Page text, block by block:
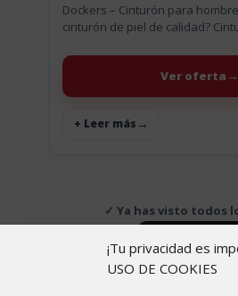
¡Tu privacidad es
USO DE COOKIES
Dockers – Cinturón para
cinturón de piel de calidad?
calidad y multitud...
+ Leer más
Ver oferta
✓ Ya has visto todos